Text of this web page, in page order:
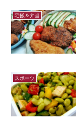
宅飯＆弁当
スポーツ